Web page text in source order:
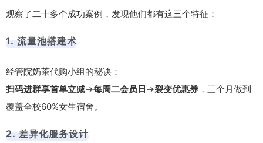
观察了二十多个成功案例，发现他们都有这三个特征：
1. 流量池搭建术
经管院奶茶代购小组的秘诀：
扫码进群享首单立减→每周二会员日→裂变优惠券 ，三个月做到
覆盖全校60%女生宿舍。
2. 差异化服务设计